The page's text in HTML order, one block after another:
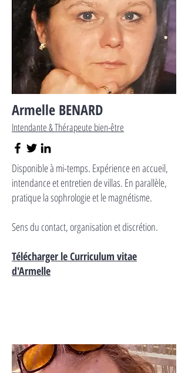
Armelle BENARD
Intendante & Thérapeute bien-être
​Disponible à mi-temps. Expérience en accueil,
intendance et entretien de villas. En parallèle,
pratique la sophrologie et le magnétisme.
Sens du contact, organisation et discrétion.
Télécharger le Curriculum vitae
d'Armelle